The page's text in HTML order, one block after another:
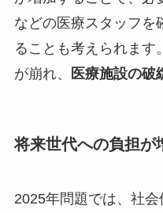
などの医療スタッフを
ることも考えられます
が崩れ、
医療施設の破
将来世代への負担が
2025年問題では、社